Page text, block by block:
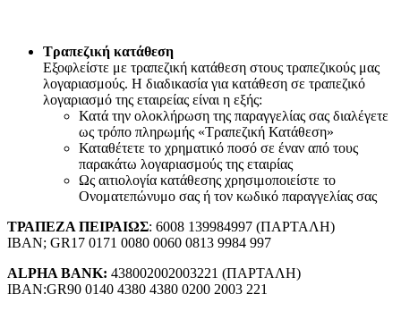
Τραπεζική κατάθεση
Εξοφλείστε με τραπεζική κατάθεση στους τραπεζικούς μας
λογαριασμούς. Η διαδικασία για κατάθεση σε τραπεζικό
λογαριασμό της εταιρείας είναι η εξής:
Κατά την ολοκλήρωση της παραγγελίας σας διαλέγετε
ως τρόπο πληρωμής «Τραπεζική Κατάθεση»
Καταθέτετε το χρηματικό ποσό σε έναν από τους
παρακάτω λογαριασμούς της εταιρίας
Ως αιτιολογία κατάθεσης χρησιμοποιείστε το
Ονοματεπώνυμο σας ή τον κωδικό παραγγελίας σας
ΤΡΑΠΕΖΑ ΠΕΙΡΑΙΩΣ: 6008 139984997 (ΠΑΡΤΑΛΗ)
IBAN; GR17 0171 0080 0060 0813 9984 997
ALPHA BANK: 438002002003221 (ΠΑΡΤΑΛΗ)
IBAN:GR90 0140 4380 4380 0200 2003 221